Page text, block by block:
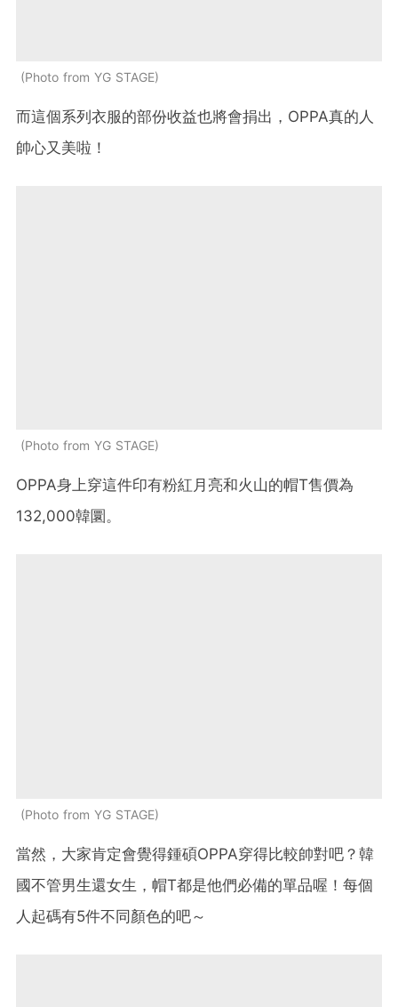
Photo from YG STAGE
而這個系列衣服的部份收益也將會捐出，OPPA真的人
帥心又美啦！
Photo from YG STAGE
OPPA身上穿這件印有粉紅月亮和火山的帽T售價為
132,000韓圜。
Photo from YG STAGE
當然，大家肯定會覺得鍾碩OPPA穿得比較帥對吧？韓
國不管男生還女生，帽T都是他們必備的單品喔！每個
人起碼有5件不同顏色的吧～